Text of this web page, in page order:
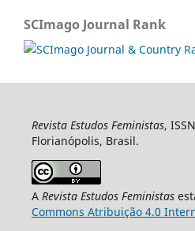
SCImago Journal Rank
Revista Estudos Feministas,
Florianópolis, Brasil.
A Revista Estudos Feministas
Commons Atribuição 4.0